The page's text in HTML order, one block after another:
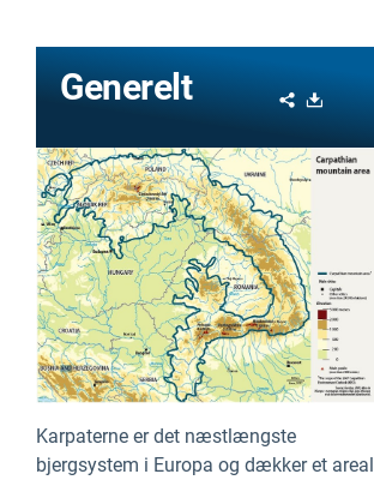
Generelt Share
Karpaterne er det næstlængste
bjergsystem i Europa og dækker et areal